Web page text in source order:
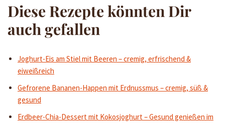
Diese Rezepte könnten Dir
auch gefallen
Joghurt-Eis am Stiel mit Beeren – cremig, erfrischend &
eiweißreich
Gefrorene Bananen-Happen mit Erdnussmus – cremig, süß &
gesund
Erdbeer-Chia-Dessert mit Kokosjoghurt – Gesund genießen im